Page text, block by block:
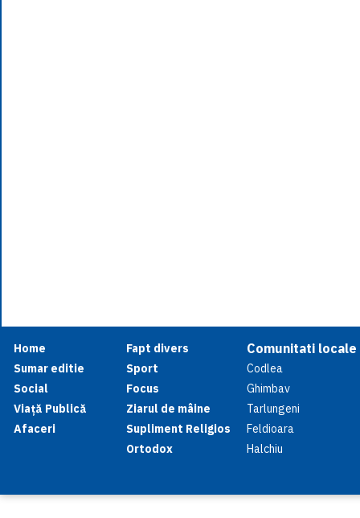
Home
Sumar editie
Social
Viață Publică
Afaceri
Fapt divers
Sport
Focus
Ziarul de mâine
Supliment Religios
Ortodox
Comunitati locale
Codlea
Ghimbav
Tarlungeni
Feldioara
Halchiu